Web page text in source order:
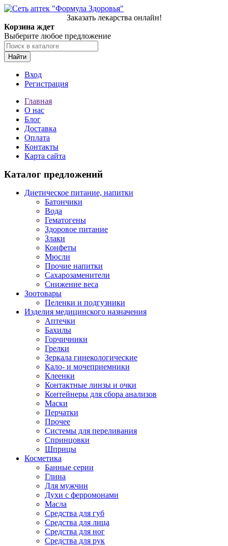
Заказать лекарства онлайн!
Корзина ждет
Выберите любое предложение
Найти
Вход
Регистрация
Главная
О нас
Блог
Доставка
Оплата
Контакты
Карта сайта
Каталог предложений
Диетическое питание, напитки
Батончики
Вода
Гематогены
Здоровое питание
Злаки
Конфеты
Мюсли
Прочие напитки
Сахарозаменители
Снижение веса
Зоотовары
Пеленки и подгузники
Изделия медицинского назначения
Аптечки
Бахилы
Горчичники
Грелки
Зеркала гинекологические
Кало- и мочеприемники
Клеенки
Контактные линзы и очки
Контейнеры для сбора анализов
Маски
Перчатки
Прочее
Системы для переливания
Спринцовки
Шприцы
Косметика
Банные серии
Глина
Для мужчин
Духи с ферромонами
Масла
Средства для губ
Средства для лица
Средства для ног
Средства для рук